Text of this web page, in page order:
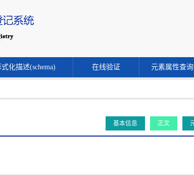
化描述(schema) 在线验证 元素属性查询
基本信息 正文